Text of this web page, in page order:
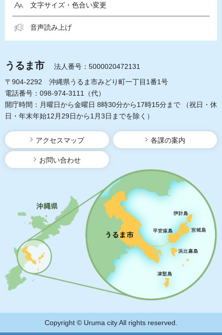
文字サイズ・色合い変更
音声読み上げ
うるま市
法人番号：5000020472131
〒904-2292 沖縄県うるま市みどり町一丁目1番1号
電話番号：098-974-3111（代）
開庁時間：月曜日から金曜日 8時30分から17時15分まで
（祝日・休
日・年末年始12月29日から1月3日までを除く）
アクセスマップ 各課の案内
お問い合わせ
Copyright © Uruma city All rights reserved.